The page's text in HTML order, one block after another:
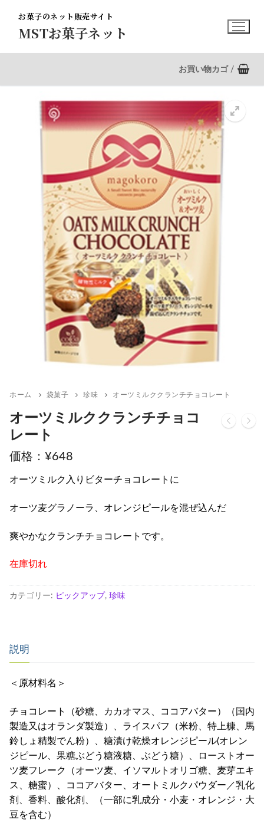
MSTお菓子ネット
お菓子のネット販売サイト
お買い物カゴ /
ホーム 袋菓子 珍味 オーツミルククランチチョコレート
オーツミルククランチチョコ
レート
¥648
オーツミルク入りビターチョコレートに
オーツ麦グラノーラ、オレンジピールを混ぜ込んだ
爽やかなクランチチョコレートです。
在庫切れ
カテゴリー: ピックアップ, 珍味
説明
＜原材料名＞
チョコレート（砂糖、カカオマス、ココアバター）（国内
製造又はオランダ製造）、ライスパフ（米粉、特上糠、馬
鈴しょ精製でん粉）、糖漬け乾燥オレンジピール(オレン
ジピール、果糖ぶどう糖液糖、ぶどう糖）、ローストオー
ツ麦フレーク（オーツ麦、イソマルトオリゴ糖、麦芽エキ
ス、糖蜜）、ココアバター、オートミルクパウダー／乳化
剤、香料、酸化剤、（一部に乳成分・小麦・オレンジ・大
豆を含む）